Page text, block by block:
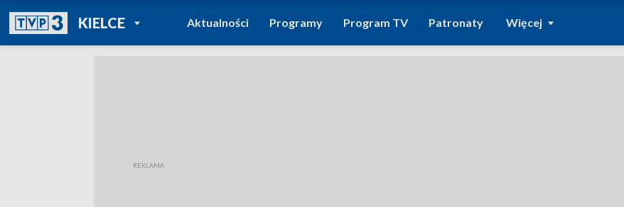
KIELCEPOWRÓT DO
TVP REGIONY
Aktualności Programy Program TV Patronaty Więcej